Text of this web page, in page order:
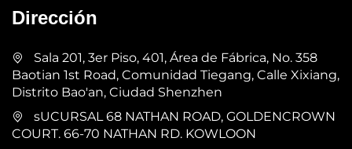
Dirección
Sala 201, 3er Piso, 401, Área de Fábrica, No. 358
Baotian 1st Road, Comunidad Tiegang, Calle Xixiang,
Distrito Bao'an, Ciudad Shenzhen
sUCURSAL 68 NATHAN ROAD, GOLDENCROWN
COURT. 66-70 NATHAN RD. KOWLOON